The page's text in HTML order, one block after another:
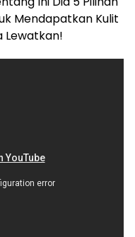
Mendapatkan Kulit
Lewatkan!